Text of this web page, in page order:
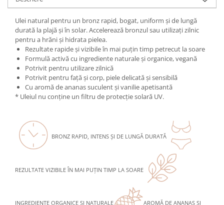
COSRX
BIODANCE
OOTD
Cettua
Haruharu Wonder
Medicube
DELLA BORN
Seminte de in
Silimarina
Spirulina
Ulei de cocos
Ulei de peste
Vitamina A
Vitamina B
Vitamina D
Vitamina K
Ulei natural pentru un bronz rapid, bogat, uniform și de lungă
durată la plajă și în solar. Accelerează bronzul sau utilizați zilnic
pentru a hrăni și hidrata pielea.
Rezultate rapide și vizibile în mai puțin timp petrecut la soare
Formulă activă cu ingrediente naturale și organice, vegană
Potrivit pentru utilizare zilnică
Potrivit pentru față și corp, piele delicată și sensibilă
Cu aromă de ananas suculent și vanilie apetisantă
* Uleiul nu conține un filtru de protecție solară UV.
BRONZ RAPID, INTENS ȘI DE LUNGĂ DURATĂ
REZULTATE VIZIBILE ÎN MAI PUȚIN TIMP LA SOARE
INGREDIENTE ORGANICE ȘI NATURALE AROMĂ DE ANANAS ȘI